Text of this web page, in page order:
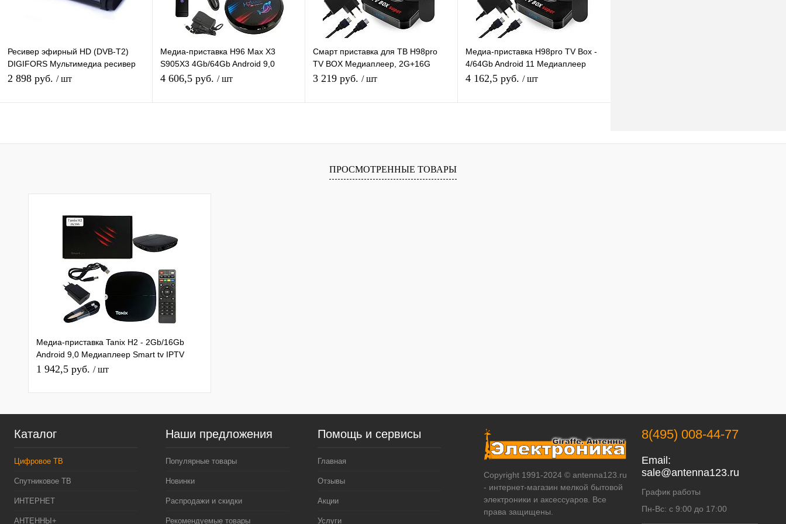
Ресивер эфирный HD (DVB-T2)
DIGIFORS Мультимедиа ресивер
DIGIFORS SMART200
2 898 руб. / шт
Медиа-приставка H96 Max X3
S905X3 4Gb/64Gb Android 9,0
Медиаплеер Smart tv IPTV
4 606,5 руб. / шт
Смарт приставка для ТВ H98pro
TV BOX Медиаплеер, 2G+16G
Android-приставка цифровая для
3 219 руб. / шт
В избранное В наличии
Медиа-приставка H98pro TV Box -
4/64Gb Android 11 Медиаплеер
Smart tv IPTV OTT приставка 4K
4 162,5 руб. / шт
ПРОСМОТРЕННЫЕ ТОВАРЫ
Медиа-приставка Tanix H2 - 2Gb/16Gb
Android 9,0 Медиаплеер Smart tv IPTV
OTT приставка 4K HD H.265
1 942,5 руб. / шт
Каталог
Цифровое ТВ
Спутниковое ТВ
ИНТЕРНЕТ
АНТЕННЫ+
Наши предложения
Популярные товары
Новинки
Распродажи и скидки
Рекомендуемые товары
Помощь и сервисы
Главная
Отзывы
Акции
Услуги
Copyright 1991-2024 © antenna123.ru
- интернет-магазин мелкой бытовой
электроники и аксессуаров. Все
права защищены.
8(495) 008-44-77
Email:
sale@antenna123.ru
График работы
Пн-Вс: с 9:00 до 17:00